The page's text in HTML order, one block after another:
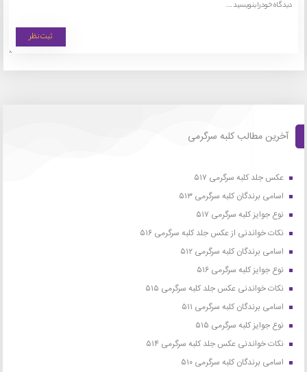
آخرین مطالب کلبه سرگرمی
عکس جلد کلبه سرگرمی ۵۱۷
اسامی برندگان کلبه سرگرمی ۵۱۳
نوع جوایز کلبه سرگرمی ۵۱۷
نکات خواندنی از عکس جلد کلبه سرگرمی ۵۱۶
اسامی برندگان کلبه سرگرمی ۵۱۲
نوع جوایز کلبه سرگرمی ۵۱۶
نکات خواندنی عکس جلد کلبه سرگرمی ۵۱۵
اسامی برندگان کلبه سرگرمی ۵۱۱
نوع جوایز کلبه سرگرمی ۵۱۵
نکات خواندنی عکس جلد کلبه سرگرمی ۵۱۴
اسامی برندگان کلبه سرگرمی ۵۱۰